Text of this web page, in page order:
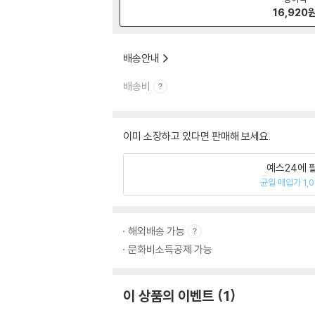
16,920
배송안내
배송비
이미 소장하고 있다면 판매해 보세요.
예스24에
균일 매입가
해외배송 가능
문화비소득공제 가능
이 상품의 이벤트 1